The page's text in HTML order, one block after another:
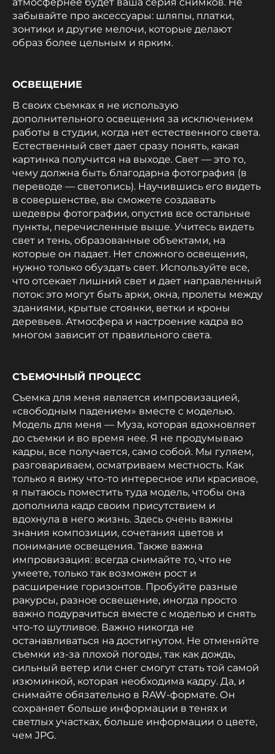
атмосфернее будет ваша серия снимков. Не
забывайте про аксессуары: шляпы, платки,
зонтики и другие мелочи, которые делают
образ более цельным и ярким.
ОСВЕЩЕНИЕ
В своих съемках я не использую
дополнительного освещения за исключением
работы в студии, когда нет естественного света.
Естественный свет дает сразу понять, какая
картинка получится на выходе. Свет — это то,
чему должна быть благодарна фотография (в
переводе — светопись). Научившись его видеть
в совершенстве, вы сможете создавать
шедевры фотографии, опустив все остальные
пункты, перечисленные выше. Учитесь видеть
свет и тень, образованные объектами, на
которые он падает. Нет сложного освещения,
нужно только обуздать свет. Используйте все,
что отсекает лишний свет и дает направленный
поток: это могут быть арки, окна, пролеты между
зданиями, крытые стоянки, ветки и кроны
деревьев. Атмосфера и настроение кадра во
многом зависит от правильного света.
СЪЕМОЧНЫЙ ПРОЦЕСС
Съемка для меня является импровизацией,
«свободным падением» вместе с моделью.
Модель для меня — Муза, которая вдохновляет
до съемки и во время нее. Я не продумываю
кадры, все получается, само собой. Мы гуляем,
разговариваем, осматриваем местность. Как
только я вижу что-то интересное или красивое,
я пытаюсь поместить туда модель, чтобы она
дополнила кадр своим присутствием и
вдохнула в него жизнь. Здесь очень важны
знания композиции, сочетания цветов и
понимание освещения. Также важна
импровизация: всегда снимайте то, что не
умеете, только так возможен рост и
расширение горизонтов. Пробуйте разные
ракурсы, разное освещение, иногда просто
важно подурачиться вместе с моделью и снять
что-то шутливое. Важно никогда не
останавливаться на достигнутом. Не отменяйте
съемки из-за плохой погоды, так как дождь,
сильный ветер или снег смогут стать той самой
изюминкой, которая необходима кадру. Да, и
снимайте обязательно в RAW-формате. Он
сохраняет больше информации в тенях и
светлых участках, больше информации о цвете,
чем JPG.